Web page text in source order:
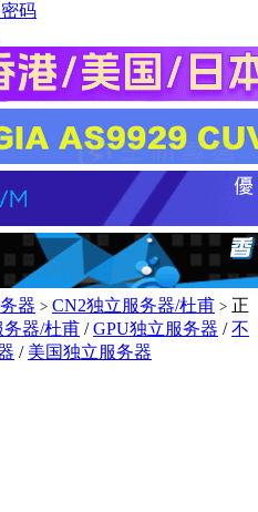
码
器 > CN2独立服务器/杜甫 > 正
务器/杜甫 /GPU独立服务器 /不
/ 美国独立服务器